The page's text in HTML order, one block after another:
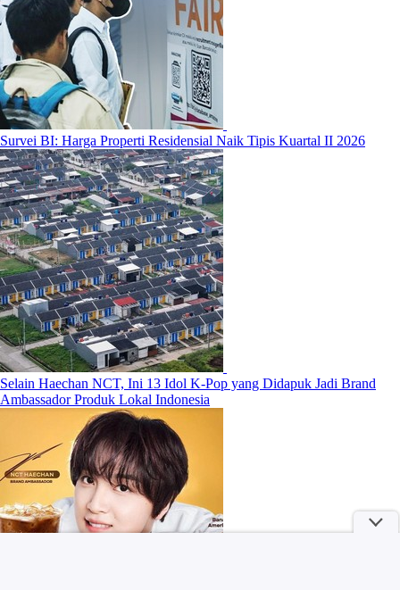
Survei BI: Harga Properti Residensial Naik Tipis Kuartal II 2026
Selain Haechan NCT, Ini 13 Idol K-Pop yang Didapuk Jadi Brand
Ambassador Produk Lokal Indonesia